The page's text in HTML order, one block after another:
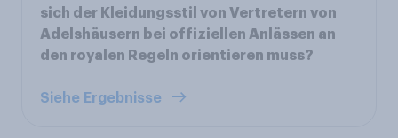
sich der Kleidungsstil von Vertretern von
Adelshäusern bei offiziellen Anlässen an
den royalen Regeln orientieren muss?
Siehe Ergebnisse